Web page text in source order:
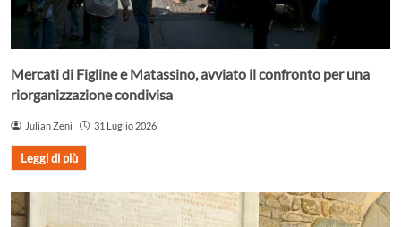
Mercati di Figline e Matassino, avviato il confronto per una
riorganizzazione condivisa
Julian Zeni 31 Luglio 2026
Leggi di più